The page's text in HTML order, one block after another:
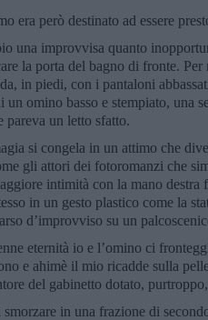
era però destinato ad essere
una improvvisa quanto
la porta del bagno di fronte.
in piedi, con i pantaloni
omino basso e stempiato, una
un letto sfatto.
si congela in un attimo che
gli attori dei fotoromanzi che
intimità con la mano destra
in un gesto plastico come la
d’improvviso su un
eternità io e l’omino ci
e ahimè il mio ricadde sulla
del gabinetto dotato,
in una frazione di